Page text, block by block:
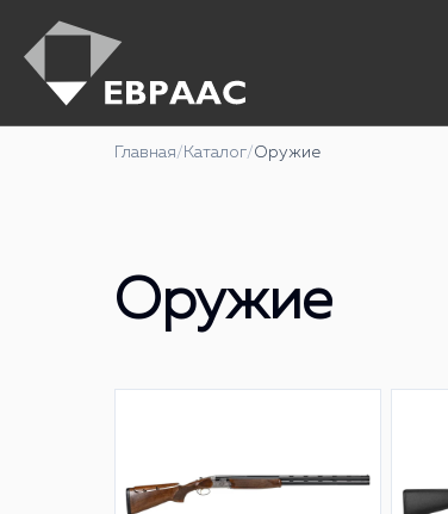
Главная/ Каталог/Оружие
Оружие